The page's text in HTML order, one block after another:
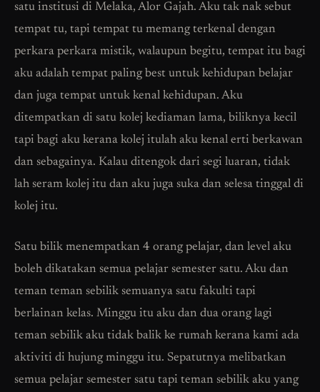
satu institusi di Melaka, Alor Gajah. Aku tak nak sebut
tempat tu, tapi tempat tu memang terkenal dengan
perkara perkara mistik, walaupun begitu, tempat itu bagi
aku adalah tempat paling best untuk kehidupan belajar
dan juga tempat untuk kenal kehidupan. Aku
ditempatkan di satu kolej kediaman lama, biliknya kecil
tapi bagi aku kerana kolej itulah aku kenal erti berkawan
dan sebagainya. Kalau ditengok dari segi luaran, tidak
lah seram kolej itu dan aku juga suka dan selesa tinggal di
kolej itu.
Satu bilik menempatkan 4 orang pelajar, dan level aku
boleh dikatakan semua pelajar semester satu. Aku dan
teman teman sebilik semuanya satu fakulti tapi
berlainan kelas. Minggu itu aku dan dua orang lagi
teman sebilik aku tidak balik ke rumah kerana kami ada
aktiviti di hujung minggu itu. Sepatutnya melibatkan
semua pelajar semester satu tapi teman sebilik aku yang